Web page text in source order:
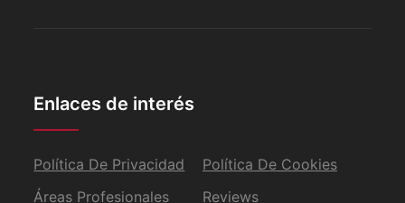
Enlaces de interés
Política De Privacidad
Política De Cookies
Áreas Profesionales
Reviews